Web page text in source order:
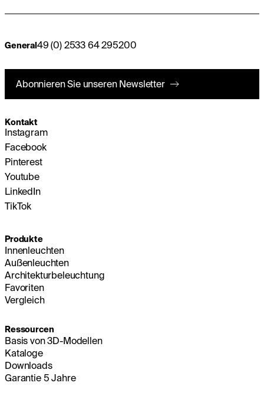
General49 (0) 2533 64 295200
Abonnieren Sie unseren Newsletter
Kontakt
Instagram
Facebook
Pinterest
Youtube
LinkedIn
TikTok
Produkte
Innenleuchten
Außenleuchten
Architekturbeleuchtung
Favoriten
Vergleich
Ressourcen
Basis von 3D-Modellen
Kataloge
Downloads
Garantie 5 Jahre